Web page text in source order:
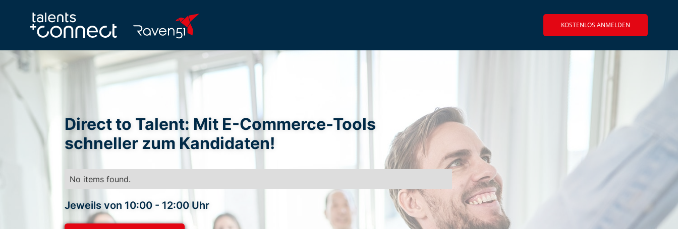
KOSTENLOS ANMELDEN
Direct to Talent: Mit E-Commerce-Tools
schneller zum Kandidaten!
No items found.
Jeweils von 10:00 - 12:00 Uhr